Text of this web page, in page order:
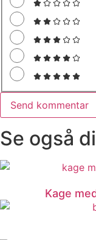
Se også
Kage